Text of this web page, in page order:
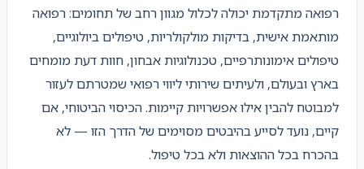
רפואה מתקדמת יכולה לכלול מגוון רחב של תחומים: רפואה
מותאמת אישית, בדיקות מולקולריות, טיפולים ביולוגיים,
טיפולים אימונותרפיים, טכנולוגיות אבחון, חוות דעת מומחים
בארץ ובעולם, ולעיתים שירותי ליווי רפואי שמטרתם לעזור
למבוטח להבין אילו אפשרויות קיימות. הכיסוי הביטוחי, אם
קיים, נועד לסייע בהיבטים מסוימים של הדרך הזו — לא
בהכרח בכל ההוצאות ולא בכל טיפול.